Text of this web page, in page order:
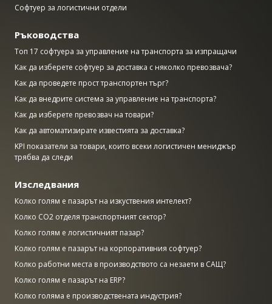
Софтуер за логистични отдели
Ръководства
Топ 17 софтуера за управление на транспорта за изпращачи
Как да изберете софтуер за доставка с няколко превозвача?
Как да проведете прост транспортен търг?
Как да внедрите система за управление на транспорта?
Как да изберете превозвач на товари?
Как да автоматизирате известията за доставка?
KPI показатели за товари, които всеки логистичен мениджър
трябва да следи
Изследвания
Колко голям е пазарът на изкуствения интелект?
Колко CO2 отделя транспортният сектор?
Колко голям е логистичният пазар?
Колко голям е пазарът на корпоративния софтуер?
Колко работни места в производството са незаети в САЩ?
Колко голям е пазарът на ERP?
Колко голяма е производствената индустрия?